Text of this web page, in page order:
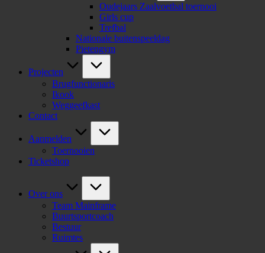
Oudejaars Zaalvoetbal toernooi
Girls cup
Trefbal
Nationale buitenspeeldag
Pietengym
Projecten
Brugfunctionaris
Ikook
Weggeefkast
Contact
Aanmelden
Toernooien
Ticketshop
Over ons
Team Mainframe
Buurtsportcoach
Bestuur
Ruimtes